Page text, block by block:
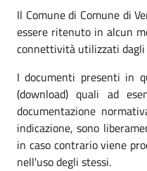
Il Comune di Comune di
essere ritenuto in alcun
connettività utilizzati dagli
I documenti presenti in
(download) quali ad
documentazione
indicazione, sono
in caso contrario viene
nell'uso degli stessi.